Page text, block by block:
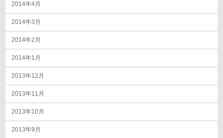
2014年4月
2014年3月
2014年2月
2014年1月
2013年12月
2013年11月
2013年10月
2013年9月